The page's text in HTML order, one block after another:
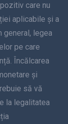
care nu
aplicabile și a
general, legea
pe care
Încălcarea
și
să vă
la legalitatea